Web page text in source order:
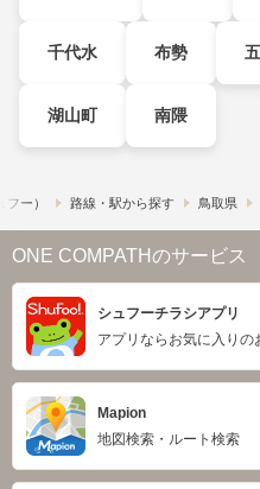
千代水 布勢
湖山町 南隈
ー） 路線・駅から探す 鳥取県
ONE COMPATHのサービス
シュフーチラシアプリ
アプリならお気に入りの
Mapion
地図検索・ルート検索